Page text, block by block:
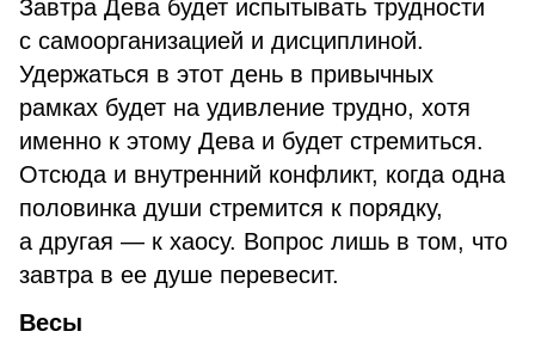
Завтра Дева будет испытывать трудности
с самоорганизацией и дисциплиной.
Удержаться в этот день в привычных
рамках будет на удивление трудно, хотя
именно к этому Дева и будет стремиться.
Отсюда и внутренний конфликт, когда одна
половинка души стремится к порядку,
а другая — к хаосу. Вопрос лишь в том, что
завтра в ее душе перевесит.
Весы